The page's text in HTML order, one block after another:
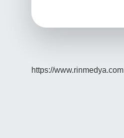
https://www.rinmedya.com